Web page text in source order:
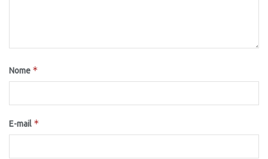
Nome *
E-mail *